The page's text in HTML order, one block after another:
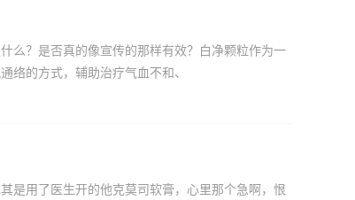
么？是否真的像宣传的那样有效？白净颗粒作为一
络的方式，辅助治疗气血不和、
是用了医生开的他克莫司软膏，心里那个急啊，恨